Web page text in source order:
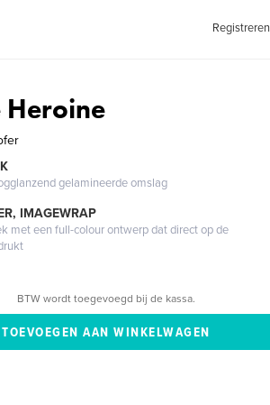
Registreren
Heroine
gelamineerde omslag
IMAGEWRAP
met een full-colour ontwerp dat direct op de
BTW wordt toegevoegd bij de kassa.